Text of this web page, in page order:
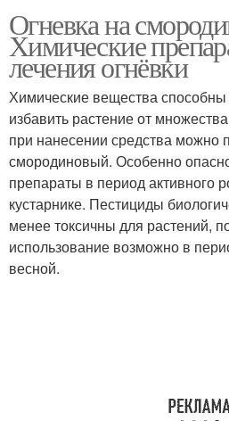
смородине
Избавления от огневки
Средство от огневки
Огневка на
Химические
лечения огнёвки
Химические вещества
избавить растение от
при нанесении средства можно
смородиновый. Особенно
препараты в период активного
кустарнике. Пестициды
менее токсичны для растений,
использование возможно в
весной.